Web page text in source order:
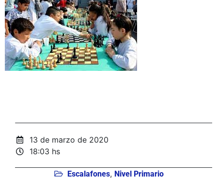
13 de marzo de 2020
18:03 hs
Escalafones, Nivel Primario